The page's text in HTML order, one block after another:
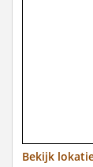
Bekijk